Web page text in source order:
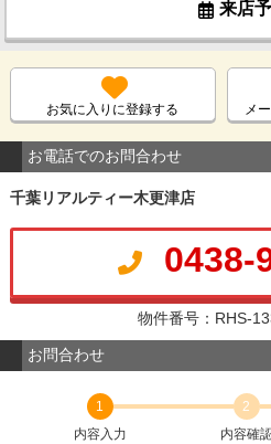
来店
お気に入りに登録する メ
お電話でのお問合わせ
千葉リアルティー木更津店
0438-
物件番号：RHS-
お問合わせ
1
内容入力
2
内容確